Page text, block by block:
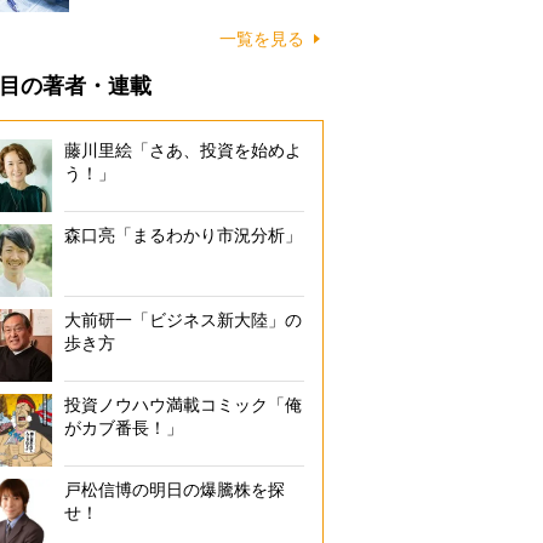
一覧を見る
の著者・連載
藤川里絵「さあ、投資を始めよ
う！」
森口亮「まるわかり市況分析」
大前研一「ビジネス新大陸」の
歩き方
投資ノウハウ満載コミック「俺
がカブ番長！」
戸松信博の明日の爆騰株を探
せ！